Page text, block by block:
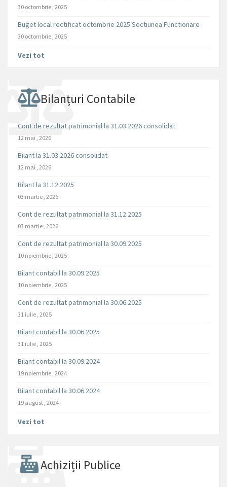
30 octombrie , 2025
Buget local rectificat octombrie 2025 Sectiunea Functionare
30 octombrie , 2025
Vezi tot
Bilanțuri Contabile
Cont de rezultat patrimonial la 31.03.2026 consolidat
12 mai , 2026
Bilant la 31.03.2026 consolidat
12 mai , 2026
Bilant la 31.12.2025
03 martie , 2026
Cont de rezultat patrimonial la 31.12.2025
03 martie , 2026
Cont de rezultat patrimonial la 30.09.2025
10 noiembrie , 2025
Bilant contabil la 30.09.2025
10 noiembrie , 2025
Cont de rezultat patrimonial la 30.06.2025
31 iulie , 2025
Bilant contabil la 30.06.2025
31 iulie , 2025
Bilant contabil la 30.09.2024
19 noiembrie , 2024
Bilant contabil la 30.06.2024
19 august , 2024
Vezi tot
Achiziții Publice